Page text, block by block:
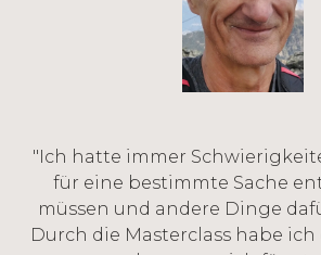
"Ich hatte immer
für eine bestimmte Sache
müssen und andere Dinge
Durch die Masterclass habe